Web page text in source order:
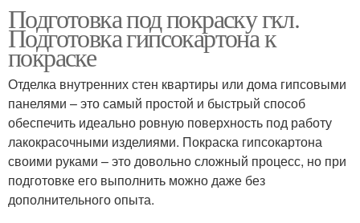
Подготовка под покраску гкл.
Подготовка гипсокартона к
покраске
Отделка внутренних стен квартиры или дома гипсовыми
панелями – это самый простой и быстрый способ
обеспечить идеально ровную поверхность под работу
лакокрасочными изделиями. Покраска гипсокартона
своими руками – это довольно сложный процесс, но при
подготовке его выполнить можно даже без
дополнительного опыта.